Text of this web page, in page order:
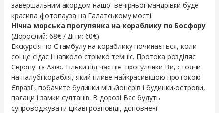
завершальним акордом нашої вечірньої мандрівки буде
красива фотопауза на Галатському мості.
Нічна морська прогулянка на кораблику по Босфору
(Дорослий: 68€ / Діти: 60€)
Екскурсія по Стамбулу на кораблику починається, коли
сонце сідає і навколо стрімко темніє. Протока розділяє
Європу та Азію. Тільки під час цієї прогулянки Ви, стоячи
на палубі корабля, який пливе найкрасивішою протокою
Євразії, побачите будинки мільйонерів і будинки-острови,
палаци і замки султанів. В дорозі Вас будуть
супроводжувати цікаві розповіді, доповнені